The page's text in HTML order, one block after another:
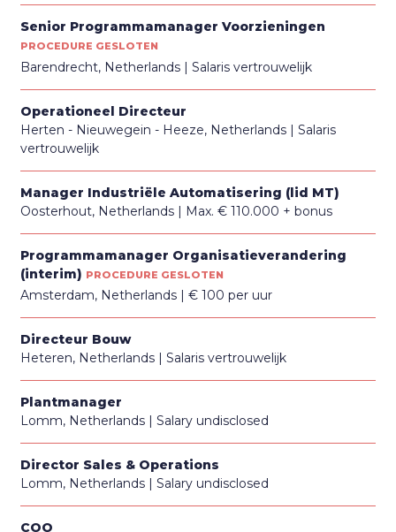
Senior Programmamanager Voorzieningen
PROCEDURE GESLOTEN
Barendrecht, Netherlands Salaris vertrouwelijk
Operationeel Directeur
Herten - Nieuwegein - Heeze, Netherlands
Salaris
vertrouwelijk
Manager Industriële Automatisering (lid MT)
Oosterhout, Netherlands
Max. € 110.000 + bonus
Programmamanager Organisatieverandering
(interim) PROCEDURE GESLOTEN
Amsterdam, Netherlands € 100 per uur
Directeur Bouw
Heteren, Netherlands
Salaris vertrouwelijk
Plantmanager
Lomm, Netherlands
Salary undisclosed
Director Sales & Operations
Lomm, Netherlands
Salary undisclosed
COO